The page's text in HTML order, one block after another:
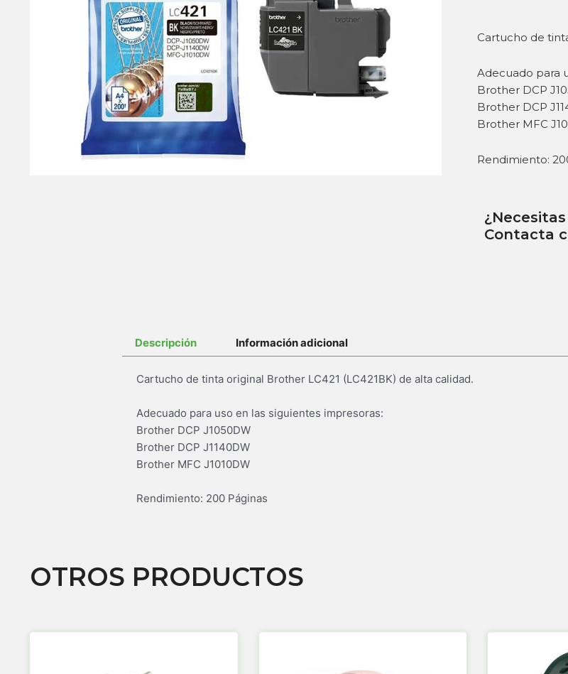
Cartucho de
Adecuado para
Brother DCP
Brother DCP
Brother MFC
Rendimiento:
Contacta
Descripción Información adicional
Cartucho de tinta original Brother LC421 (LC421BK) de alta calidad.
Adecuado para uso en las siguientes impresoras:
Brother DCP J1050DW
Brother DCP J1140DW
Brother MFC J1010DW
Rendimiento: 200 Páginas
OTROS PRODUCTOS